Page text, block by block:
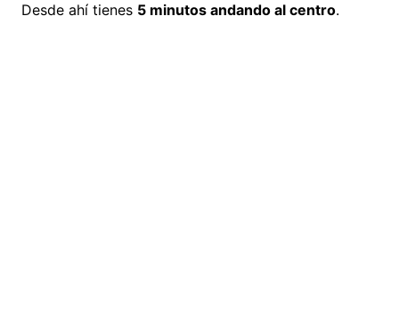
Desde ahí tienes 5 minutos andando al centro.